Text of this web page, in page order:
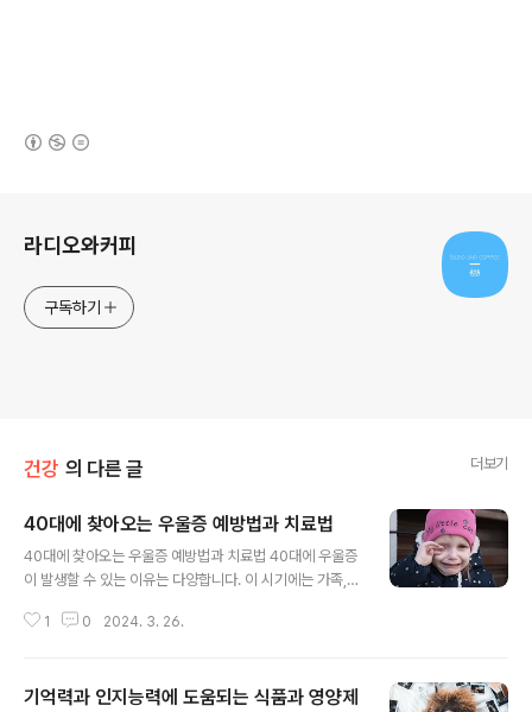
라디오와커피
구독하기
건강 의 다른 글 더보기
40대에 찾아오는 우울증 예방법과 치료법
40대에 찾아오는 우울증 예방법과 치료법 40대에 우울증
이 발생할 수 있는 이유는 다양합니다. 이 시기에는 가족,
입니다. 우울증을 예방하고 치료하는 방법은 개인에 따라
우울증을 예방하고 치료하는 데 도움이 됩니다. 하루 30분
1 0 2024. 3. 26.
기억력과 인지능력에 도움되는 식품과 영양제